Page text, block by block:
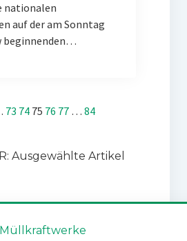
nationalen
auf der am Sonntag
beginnenden…
73 74 75 76 77 … 84
Ausgewählte Artikel